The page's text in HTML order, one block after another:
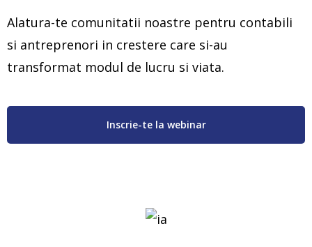
Alatura-te comunitatii noastre pentru contabili
si antreprenori in crestere care si-au
transformat modul de lucru si viata.
Inscrie-te la webinar